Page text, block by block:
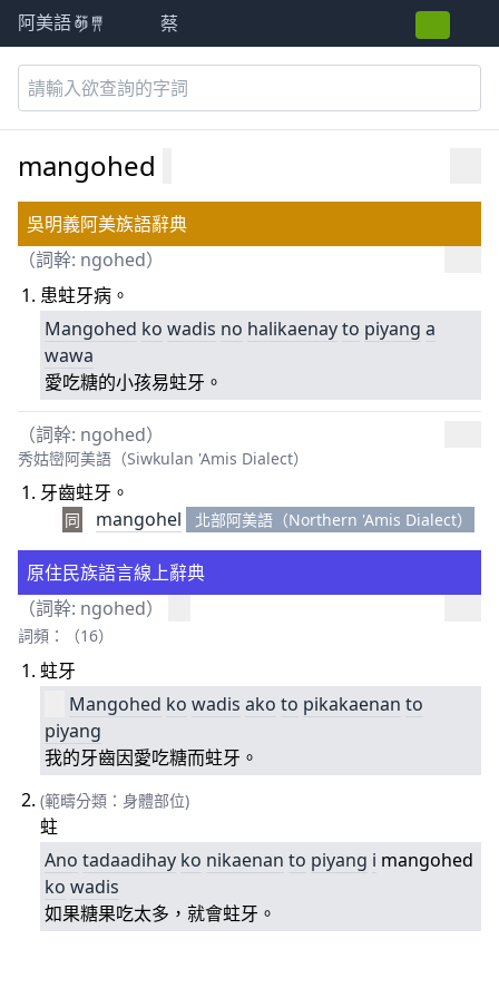
阿美語萌典 蔡
mangohed
吳明義阿美族語辭典
（詞幹: ngohed）
患蛀牙病。
Mangohed ko wadis no halikaenayto piyang a
wawa
愛吃糖的小孩易蛀牙。
（詞幹: ngohed）
秀姑巒阿美語（Siwkulan 'Amis Dialect）
牙齒蛀牙。
同 mangohel 北部阿美語（Northern 'Amis Dialect）
原住民族語言線上辭典
（詞幹: ngohed）
詞頻：（16）
蛀牙
Mangohed ko wadis ako to pikakaenan to
piyang
我的牙齒因愛吃糖而蛀牙。
(範疇分類：身體部位)
蛀
Ano tadaadihay ko nikaenan to piyang i mangohed
ko wadis
如果糖果吃太多，就會蛀牙。